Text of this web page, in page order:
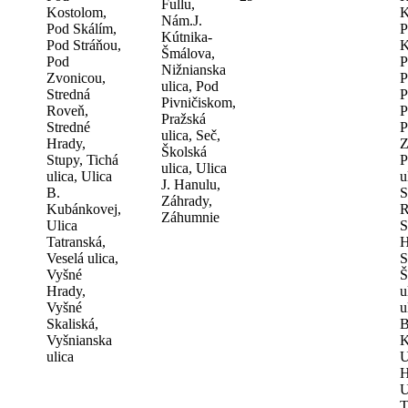
Kostolom,
Pod Skálím,
Pod Stráňou,
Pod
Zvonicou,
Stredná
Roveň,
Stredné
Hrady,
Stupy, Tichá
ulica, Ulica
B.
Kubánkovej,
Ulica
Tatranská,
Veselá ulica,
Vyšné
Hrady,
Vyšné
Skaliská,
Vyšnianska
ulica
Fullu,
Nám.J.
Kútnika-
Šmálova,
Nižnianska
ulica, Pod
Pivničiskom,
Pražská
ulica, Seč,
Školská
ulica, Ulica
J. Hanulu,
Záhrady,
Záhumnie